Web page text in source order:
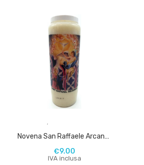
,
Novena San Raffaele Arcangelo
€9.00
IVA inclusa